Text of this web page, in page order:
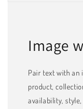
Image
Pair text with an
product,
availability,